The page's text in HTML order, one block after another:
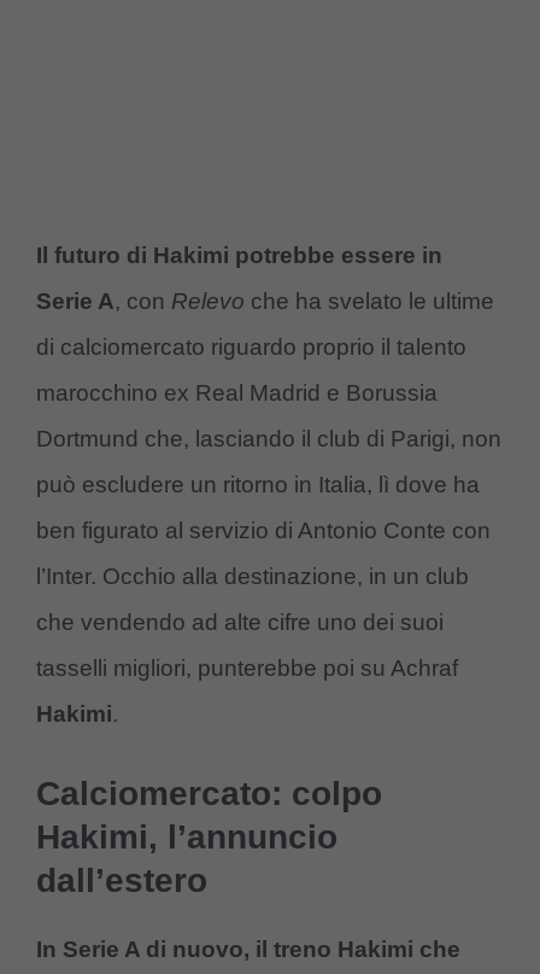
Il futuro di Hakimi potrebbe essere in
Serie A, con Relevo che ha svelato le ultime
di calciomercato riguardo proprio il talento
marocchino ex Real Madrid e Borussia
Dortmund che, lasciando il club di Parigi, non
può escludere un ritorno in Italia, lì dove ha
ben figurato al servizio di Antonio Conte con
l’Inter. Occhio alla destinazione, in un club
che vendendo ad alte cifre uno dei suoi
tasselli migliori, punterebbe poi su Achraf
Hakimi.
Calciomercato: colpo
Hakimi, l’annuncio
dall’estero
In Serie A di nuovo, il treno Hakimi che